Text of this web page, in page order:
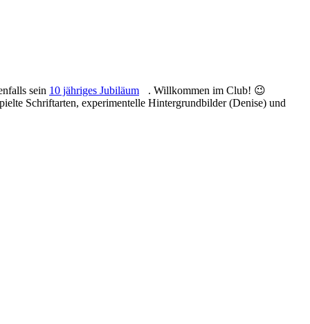
sein 10 jähriges Jubiläum
. Willkommen im Club! 😉
Schriftarten, experimentelle Hintergrundbilder (Denise) und